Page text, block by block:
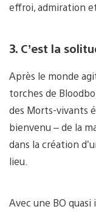
effroi, admiration
3. C’est la
Après le monde
torches de
des Morts-vivants
bienvenu – de la
dans la création
lieu.
Avec une BO